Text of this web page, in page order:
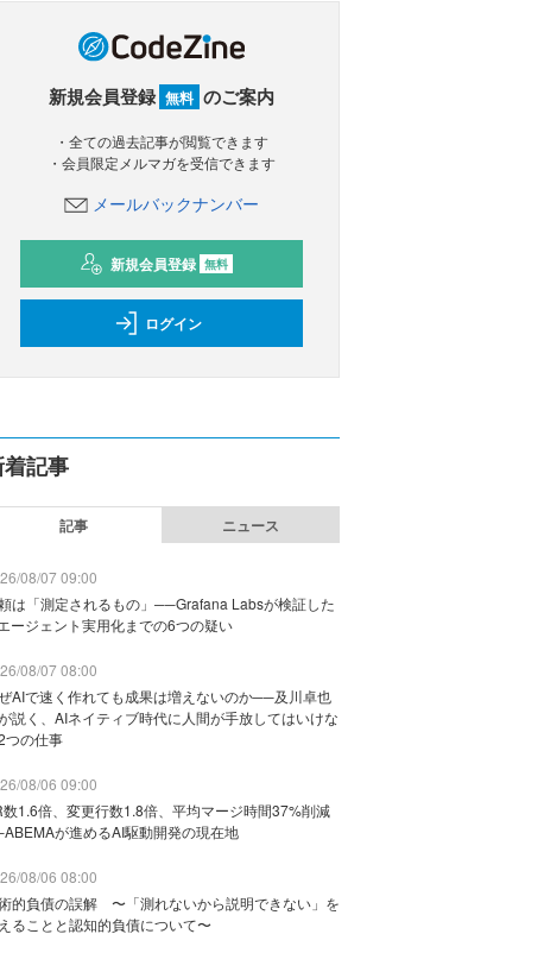
新規会員登録 無料 のご案内
・全ての過去記事が閲覧できます
・会員限定メルマガを受信できます
メールバックナンバー
新規会員登録 無料
ログイン
記事
記事 ニュース
08/07 09:00
は「測定されるもの」──Grafana Labsが検証した
ージェント実用化までの6つの疑い
08/07 08:00
AIで速く作れても成果は増えないのか──及川卓也
説く、AIネイティブ時代に人間が手放してはいけな
つの仕事
08/06 09:00
数1.6倍、変更行数1.8倍、平均マージ時間37%削減
が進めるAI駆動開発の現在地
08/06 08:00
的負債の誤解 〜「測れないから説明できない」を
ることと認知的負債について〜